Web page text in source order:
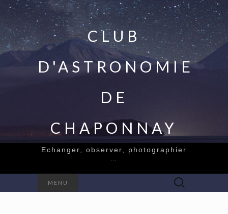
CLUB
D'ASTRONOMIE
DE
CHAPONNAY
Echanger, observer, photographier
MENU Rechercher :